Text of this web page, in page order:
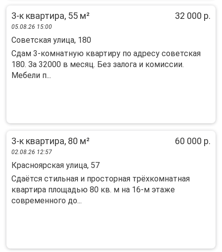
3-к квартира, 55 м² 32 000 р.
05.08.26 15:00
Советская улица, 180
Сдам 3-комнатную квартиру по адресу советская
180. За 32000 в месяц. Без залога и комиссии.
Мебели п...
3-к квартира, 80 м² 60 000 р.
02.08.26 12:57
Красноярская улица, 57
Сдаётся стильная и просторная трёхкомнатная
квартира площадью 80 кв. м на 16-м этаже
современного до...